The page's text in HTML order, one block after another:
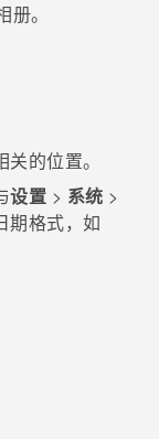
册。
的位置。
设置 > 系统 >
期格式，如